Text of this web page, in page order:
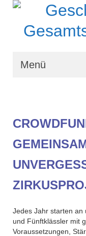
Menü
Jedes Jahr starten an
und Fünftklässler mit
Voraussetzungen,